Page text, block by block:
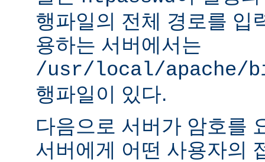
행파일의 전체 경로를 입
용하는 서버에서는
/usr/local/apache/
행파일이 있다.
다음으로 서버가 암호를
서버에게 어떤 사용자의